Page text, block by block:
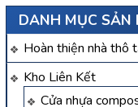
DANH MỤC SẢN
Hoàn thiện nhà thô
Kho Liên Kết
Cửa nhựa